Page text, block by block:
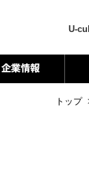
U-
トップ